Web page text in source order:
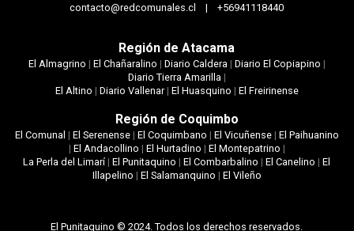
contacto@redcomunales.cl | +56941118440
Región de Atacama
El Almagrino | El Chañaralino | Diario Caldera| Diario El Copiapino |
Diario Tierra Amarilla|
El Altino | Diario Vallenar| El Huasquino | El Freirinense
Región de Coquimbo
El Comunal | El Serenense| El Coquimbano | El Vicuñense| El Paihuanino
| El Andacollino | El Hurtadino | El Montepatrino |
La Perla del Limarí|El Punitaquino |El Combarbalino |El Canelino |El
Illapelino | El Salamanquino | El Vileño
El Punitaquino © 2024. Todos los derechos reservados.